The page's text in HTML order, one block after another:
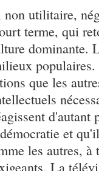
non utilitaire,
terme, qui
dominante.
que les
d'autant
et
les autres, à
La